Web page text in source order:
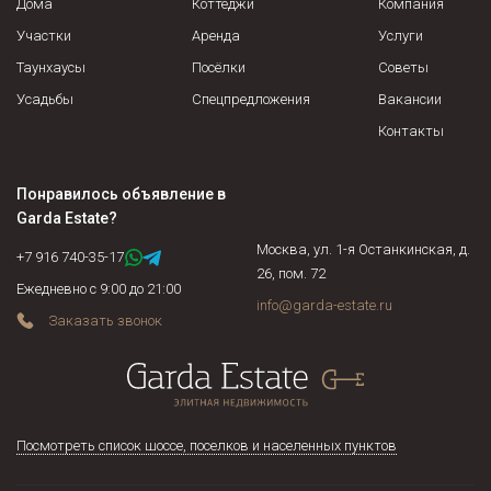
Дома
Участки
Таунхаусы
Усадьбы
Коттеджи
Аренда
Посёлки
Спецпредложения
Компания
Услуги
Советы
Вакансии
Контакты
Понравилось объявление в
Garda Estate?
+7 916 740-35-17
Ежедневно с 9:00 до 21:00
Заказать звонок
Москва, ул. 1-я Останкинская, д.
26, пом. 72
info@garda-estate.ru
Посмотреть список шоссе, поселков и населенных пунктов